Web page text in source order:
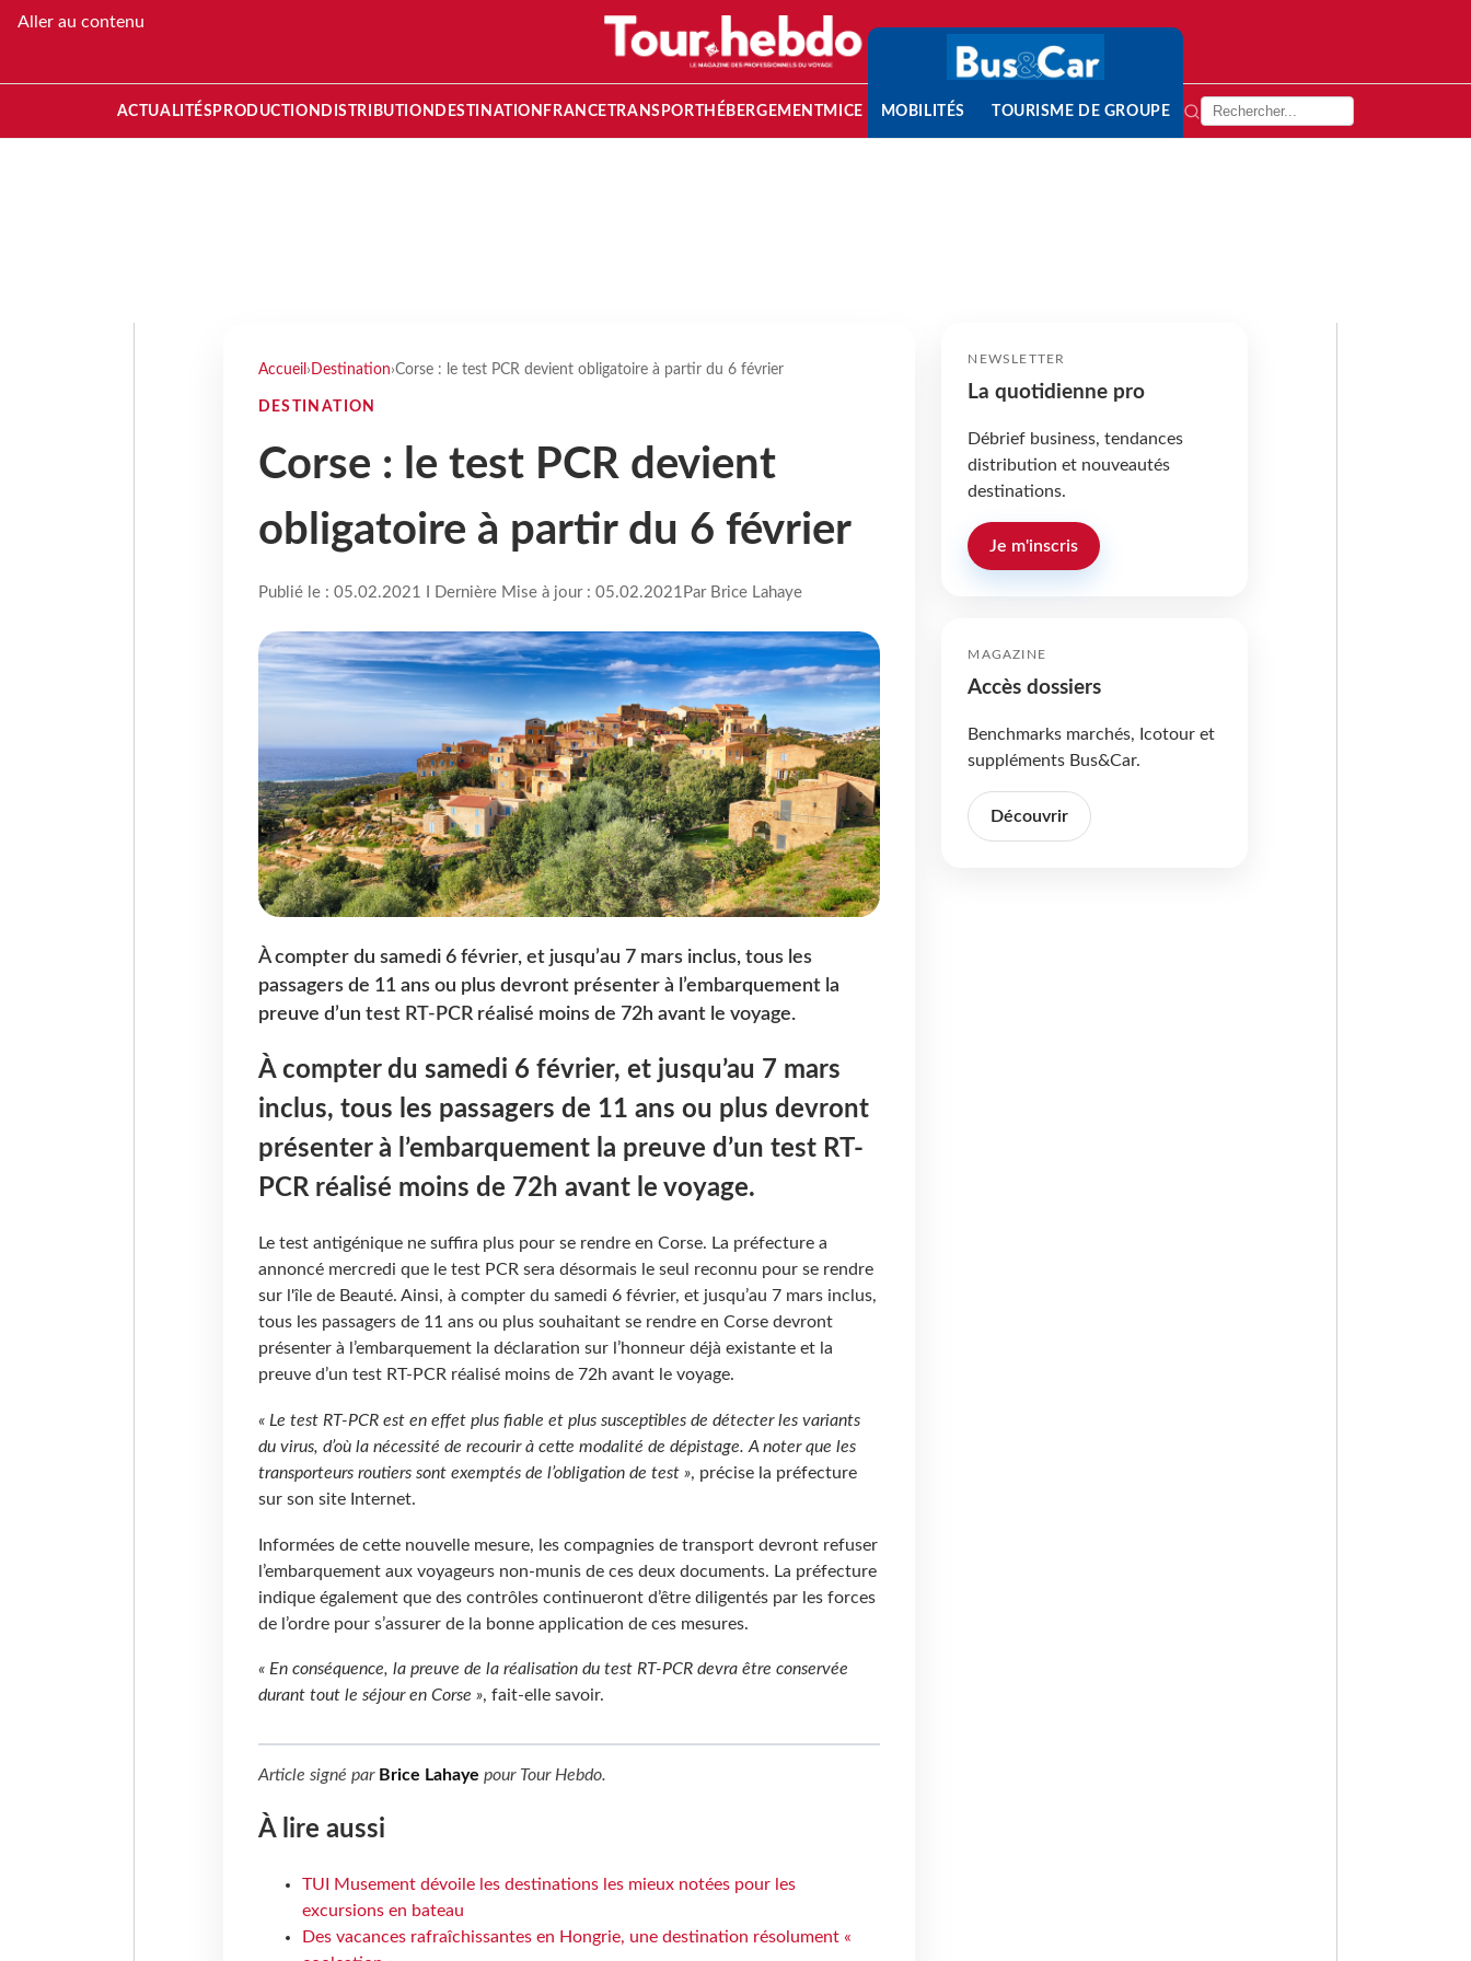
Aller au contenu
ACTUALITÉS PRODUCTION DISTRIBUTION DESTINATION FRANCETRANSPORT HÉBERGEMENTMICE MOBILITÉS TOURISME DE GROUPE
Accueil › Destination›Corse : le test PCR devient obligatoire à partir du 6 février
DESTINATION
Corse : le test PCR devient
obligatoire à partir du 6 février
Publié le : 05.02.2021 I Dernière Mise à jour : 05.02.2021 Par Brice Lahaye
À compter du samedi 6 février, et jusqu’au 7 mars inclus, tous les
passagers de 11 ans ou plus devront présenter à l’embarquement la
preuve d’un test RT-PCR réalisé moins de 72h avant le voyage.
À compter du samedi 6 février, et jusqu’au 7 mars
inclus, tous les passagers de 11 ans ou plus devront
présenter à l’embarquement la preuve d’un test RT-
PCR réalisé moins de 72h avant le voyage.
Le test antigénique ne suffira plus pour se rendre en Corse. La préfecture a
annoncé mercredi que le test PCR sera désormais le seul reconnu pour se rendre
sur l'île de Beauté. Ainsi, à compter du samedi 6 février, et jusqu’au 7 mars inclus,
tous les passagers de 11 ans ou plus souhaitant se rendre en Corse devront
présenter à l’embarquement la déclaration sur l’honneur déjà existante et la
preuve d’un test RT-PCR réalisé moins de 72h avant le voyage.
« Le test RT-PCR est en effet plus fiable et plus susceptibles de détecter les variants
du virus, d’où la nécessité de recourir à cette modalité de dépistage. A noter que les
transporteurs routiers sont exemptés de l’obligation de test », précise la préfecture
sur son site Internet.
Informées de cette nouvelle mesure, les compagnies de transport devront refuser
l’embarquement aux voyageurs non-munis de ces deux documents. La préfecture
indique également que des contrôles continueront d’être diligentés par les forces
de l’ordre pour s’assurer de la bonne application de ces mesures.
« En conséquence, la preuve de la réalisation du test RT-PCR devra être conservée
durant tout le séjour en Corse », fait-elle savoir.
Article signé par Brice Lahaye pour Tour Hebdo.
À lire aussi
TUI Musement dévoile les destinations les mieux notées pour les
excursions en bateau
Des vacances rafraîchissantes en Hongrie, une destination résolument «
NEWSLETTER
La quotidienne pro
Débrief business, tendances
distribution et nouveautés
destinations.
Je m'inscris
MAGAZINE
Accès dossiers
Benchmarks marchés, Icotour et
suppléments Bus&Car.
Découvrir